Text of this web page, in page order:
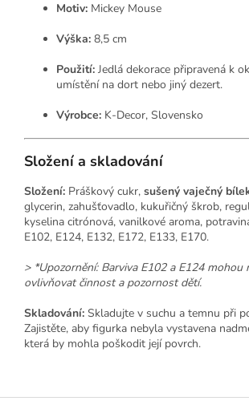
Motiv: Mickey Mouse
Výška: 8,5 cm
Použití: Jedlá dekorace připravená k
umístění na dort nebo jiný dezert.
Výrobce: K-Decor, Slovensko
Složení a skladování
Složení: Práškový cukr, sušený vaječný
glycerin, zahušťovadlo, kukuřičný škrob,
kyselina citrónová, vanilkové aroma,
E102, E124, E132, E172, E133, E170.
> *Upozornění: Barviva E102 a E124 mohou
ovlivňovat činnost a pozornost dětí.
Skladování: Skladujte v suchu a temnu při
Zajistěte, aby figurka nebyla vystavena
která by mohla poškodit její povrch.
Z